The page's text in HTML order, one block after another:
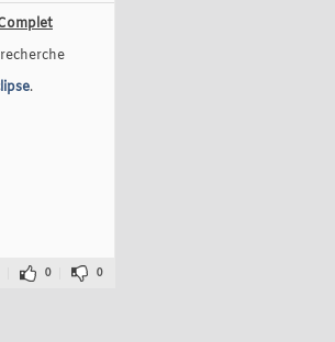
.
0 0